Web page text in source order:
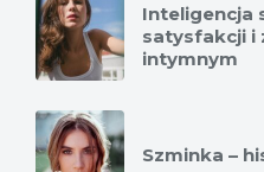
Inteligencja
satysfakcji i
intymnym
Szminka –